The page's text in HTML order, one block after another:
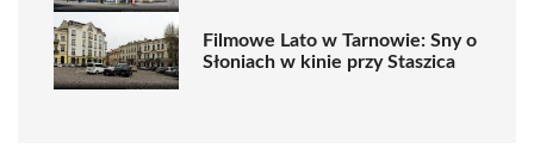
Filmowe Lato w Tarnowie: Sny o
Słoniach w kinie przy Staszica